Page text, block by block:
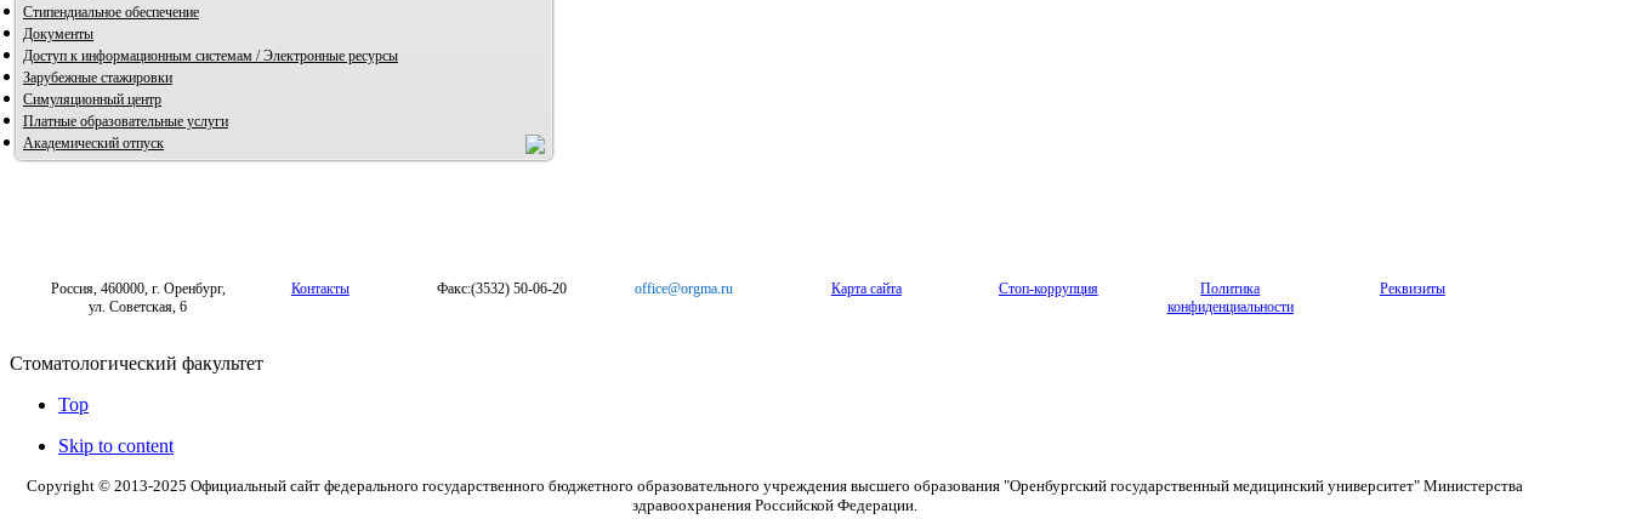
Стипендиальное обеспечение
Документы
Доступ к информационным системам / Электронные ресурсы
Зарубежные стажировки
Симуляционный центр
Платные образовательные услуги
Академический отпуск
Россия, 460000, г. Оренбург,
ул. Советская, 6
Контакты Факс:(3532) 50-06-20 office@orgma.ru Карта сайта Стоп-коррупция
Политика
конфиденциальности
Реквизиты
Стоматологический факультет
Top
Skip to content
Copyright © 2013-2025 Официальный сайт федерального государственного бюджетного образовательного учреждения высшего образования "Оренбургский государственный медицинский университет" Министерства
здравоохранения Российской Федерации.